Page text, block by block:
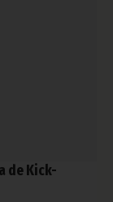
de Kick-